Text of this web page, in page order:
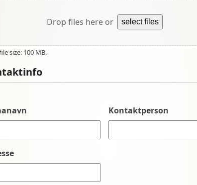
Drop files here or select files
size: 100 MB.
Kontaktperson